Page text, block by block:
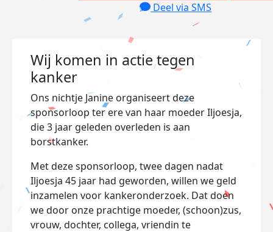
Deel via SMS
Wij komen in actie tegen
kanker
Ons nichtje Janine organiseert deze
sponsorloop ter ere van haar moeder Iljoesja,
die 3 jaar geleden overleden is aan
borstkanker.
Met deze sponsorloop, twee dagen nadat
Iljoesja 45 jaar had geworden, willen we geld
inzamelen voor kankeronderzoek. Dat doen
we door onze prachtige moeder, (schoon)zus,
vrouw, dochter, collega, vriendin te